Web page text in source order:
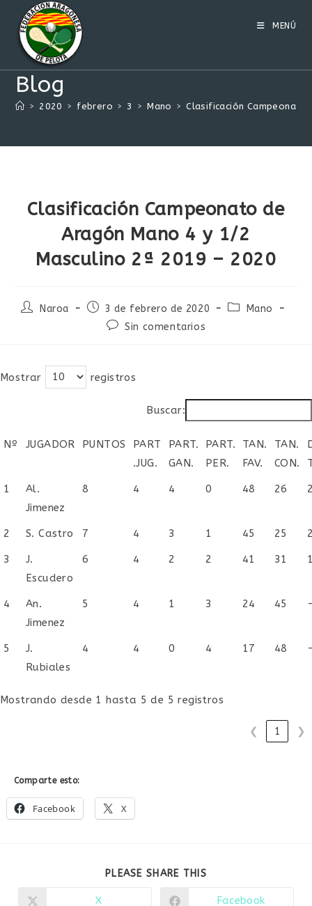
contenido
MENÚ
Blog
> 2020 > febrero > 3 > Mano > Clasificación Campeonato
Clasificación Campeonato de
Aragón Mano 4 y 1/2
Masculino 2ª 2019 – 2020
AutorNaroa
Publicación
3 de febrero de 2020
Categoría
Mano
Comentarios
Sin comentarios
Mostrar registros
Buscar:
Nº JUGADOR PUNTOS
PART
.JUG.
PART.
GAN.
PART.
PER.
TAN.
FAV.
TAN.
CON.
Nº
JUGADOR PUNTOS
PART
PART.
PART.
TAN.
TAN.
1
Al.
Jimenez
8 4 4 0 48 26
2 S. Castro 7 4 3 1 45 25
3
J.
Escudero
6 4 2 2 41 31
4
An.
Jimenez
5 4 1 3 24 45
5
J.
Rubiales
4 4 0 4 17 48
Mostrando desde 1 hasta 5 de 5 registros
❮ 1 ❯
Comparte esto:
Facebook X
PLEASE SHARE THIS
X Facebook